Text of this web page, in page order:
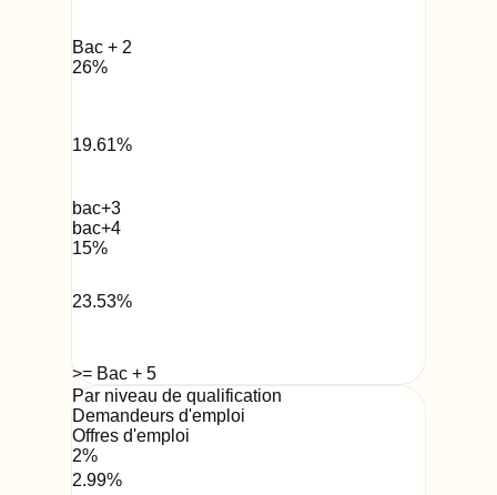
Bac + 2
26%
19.61%
bac+3
bac+4
15%
23.53%
>= Bac + 5
Par niveau de qualification
Demandeurs d'emploi
Offres d'emploi
2%
2.99%